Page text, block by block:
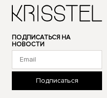
ПОДПИСАТЬСЯ НА
НОВОСТИ
Подписаться